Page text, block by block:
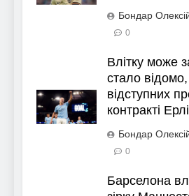
Бондар
0
Влітку може
стало
відступних
контракті
Бондар
0
Барселона